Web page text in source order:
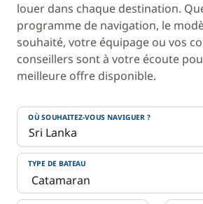
louer dans chaque destination.
programme de navigation, le
souhaité, votre équipage ou vos
conseillers sont à votre écoute
meilleure offre disponible.
OÙ SOUHAITEZ-VOUS NAVIGUER ?
TYPE DE BATEAU